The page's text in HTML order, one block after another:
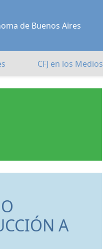
de Buenos Aires
CFJ en los Medios
A